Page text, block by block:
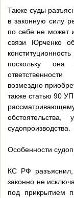
Также суды
в законную силу
по себе не может
связи Юрченко
поскольку она
возмездно
также статью 90
судопроизводства.
Особенности
КС РФ
законно не
под прикрытием